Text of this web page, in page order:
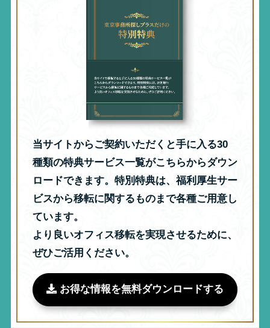
当サイトからご契約いただくと手に入る30
種類の特典サービス一覧がこちらからダウン
ロードできます。特別特典は、福利厚生サー
ビスから移転に関するものまで各種ご用意し
ています。
より良いオフィス移転を実現させるために、
ぜひご活用ください。
お得な情報を無料ダウンロードする